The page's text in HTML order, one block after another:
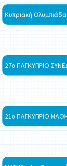
Κυπριακή Ολυμπιάδα
27ο ΠΑΓΚΥΠΡΙΟ
21ο ΠΑΓΚΥΠΡΙΟ